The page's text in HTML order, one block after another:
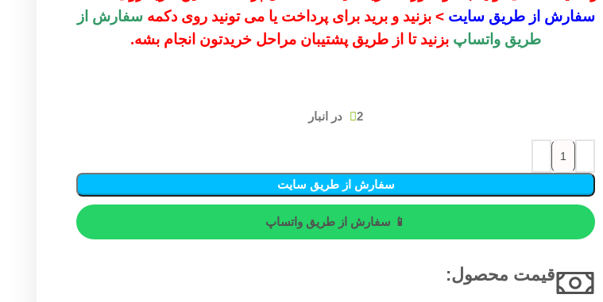
سفارش از طریق سایت> بزنید و برید برای پرداخت یا می تونید روی دکمه سفارش از
طریق واتساپ بزنید تا از طریق پشتیبان مراحل خریدتون انجام بشه.
2 در انبار
سفارش از طریق سایت
📱 سفارش از طریق واتساپ
قیمت محصول:​